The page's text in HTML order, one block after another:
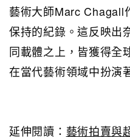
藝術大師Marc Chagall
保持的紀錄。這反映出
同載體之上，皆獲得全
在當代藝術領域中扮演
延伸閱讀： 藝術拍賣與